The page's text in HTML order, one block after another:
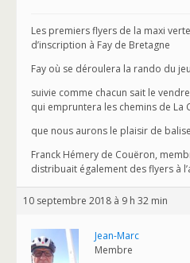
Les premiers flyers de la maxi
d’inscription à Fay de Bretagne
Fay où se déroulera la rando du
suivie comme chacun sait le
qui empruntera les chemins de La
que nous aurons le plaisir de
Franck Hémery de Couëron,
distribuait également des flyers à
10 septembre 2018 à 9 h 32 min
Jean-Marc
Membre